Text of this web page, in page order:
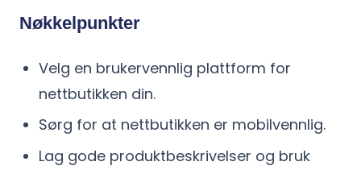
Nøkkelpunkter
Velg en brukervennlig plattform for
nettbutikken din.
Sørg for at nettbutikken er mobilvennlig.
Lag gode produktbeskrivelser og bruk